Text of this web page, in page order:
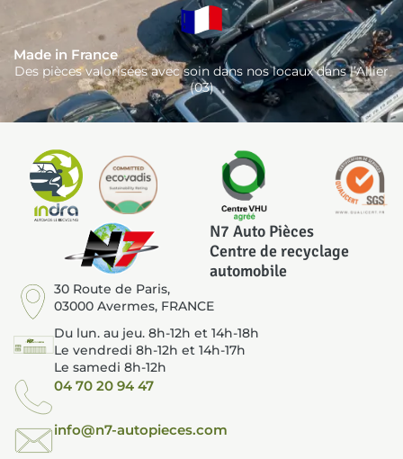
Made in France
Des pièces valorisées avec soin dans nos locaux dans l’Allier
(03)
N7 Auto Pièces
Centre de recyclage
automobile
30 Route de Paris,
03000 Avermes, FRANCE
Du lun. au jeu. 8h-12h et 14h-18h
Le vendredi 8h-12h et 14h-17h
Le samedi 8h-12h
04 70 20 94 47
info@n7-autopieces.com